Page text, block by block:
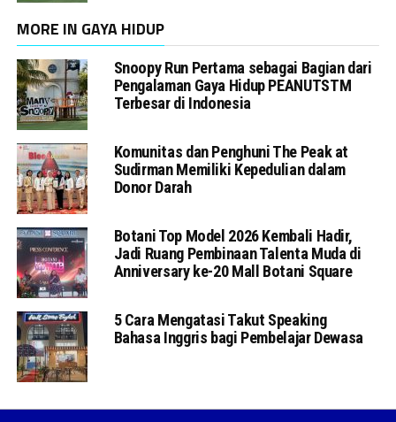
MORE IN GAYA HIDUP
Snoopy Run Pertama sebagai Bagian dari
Pengalaman Gaya Hidup PEANUTSTM
Terbesar di Indonesia
Komunitas dan Penghuni The Peak at
Sudirman Memiliki Kepedulian dalam
Donor Darah
Botani Top Model 2026 Kembali Hadir,
Jadi Ruang Pembinaan Talenta Muda di
Anniversary ke-20 Mall Botani Square
5 Cara Mengatasi Takut Speaking
Bahasa Inggris bagi Pembelajar Dewasa